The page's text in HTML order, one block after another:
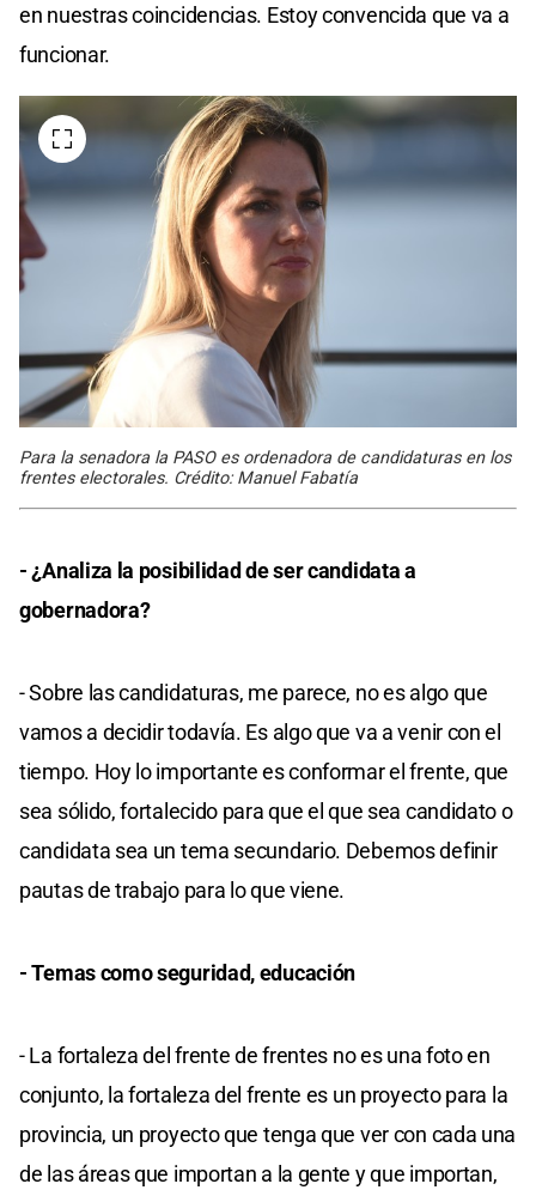
en nuestras coincidencias. Estoy convencida que va a
funcionar.
Para la senadora la PASO es ordenadora de candidaturas en los
frentes electorales. Crédito: Manuel Fabatía
- ¿Analiza la posibilidad de ser candidata a
gobernadora?
- Sobre las candidaturas, me parece, no es algo que
vamos a decidir todavía. Es algo que va a venir con el
tiempo. Hoy lo importante es conformar el frente, que
sea sólido, fortalecido para que el que sea candidato o
candidata sea un tema secundario. Debemos definir
pautas de trabajo para lo que viene.
- Temas como seguridad, educación
- La fortaleza del frente de frentes no es una foto en
conjunto, la fortaleza del frente es un proyecto para la
provincia, un proyecto que tenga que ver con cada una
de las áreas que importan a la gente y que importan,